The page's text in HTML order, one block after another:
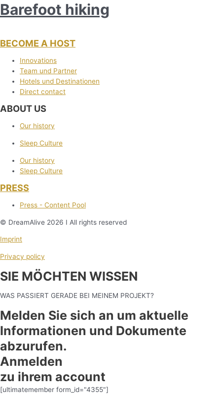
Barefoot hiking
BECOME A HOST
Innovations
Team und Partner
Hotels und Destinationen
Direct contact
ABOUT US
Our history
Sleep Culture
Our history
Sleep Culture
PRESS
Press - Content Pool
© DreamAlive 2026 I All rights reserved
Imprint
Privacy policy
SIE MÖCHTEN WISSEN
WAS PASSIERT GERADE BEI MEINEM PROJEKT?
Melden Sie sich an um aktuelle
Informationen und Dokumente
abzurufen.
Anmelden
zu ihrem account
[ultimatemember form_id="4355"]